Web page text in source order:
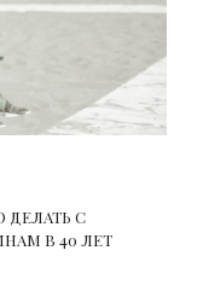
С
В 40 ЛЕТ